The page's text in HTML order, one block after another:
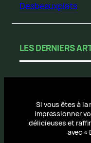
Desbeauxplats
LES DERNIERS
Si vous êtes à
impressionner
délicieuses et
avec «